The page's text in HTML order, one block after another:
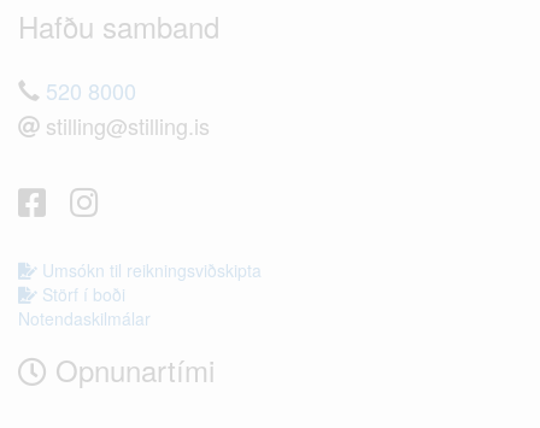
Hafðu samband
520 8000
stilling@stilling.is
Umsókn til reikningsviðskipta
Störf í boði
Notendaskilmálar
Opnunartími